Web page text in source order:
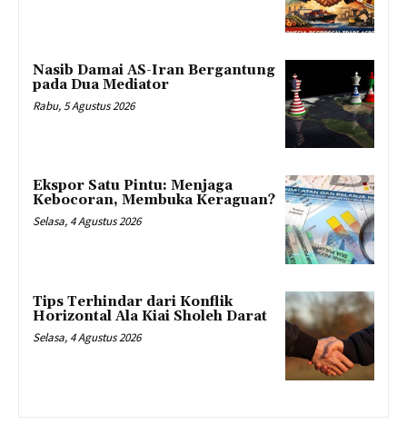
Nasib Damai AS-Iran Bergantung
pada Dua Mediator
Rabu, 5 Agustus 2026
Ekspor Satu Pintu: Menjaga
Kebocoran, Membuka Keraguan?
Selasa, 4 Agustus 2026
Tips Terhindar dari Konflik
Horizontal Ala Kiai Sholeh Darat
Selasa, 4 Agustus 2026